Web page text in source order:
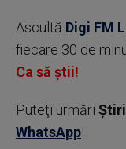
Ascultă Digi FM
fiecare 30 de
Ca să știi!
Puteţi urmări
WhatsApp!